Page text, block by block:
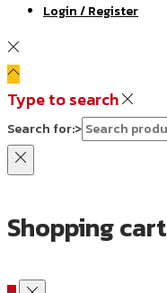
Login / Register
Type to search
Search for:>
Shopping cart